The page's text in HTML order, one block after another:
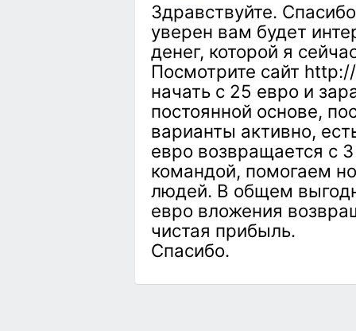
Здравствуйте.
уверен вам будет
денег, которой я
Посмотрите сайт
начать с 25 евро и
постоянной основе,
варианты активно,
евро возвращается с
командой, помогаем
людей. В общем
евро вложения
чистая прибыль.
Спасибо.